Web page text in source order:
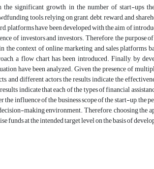
the significant growth in the number of start-ups
tools, relying on grant, debt, reward, and
platforms have been developed with the aim of
of investors and investors. Therefore, the
the context of online marketing and sales platforms
a flow chart has been introduced. Finally, by
have been analyzed. Given the presence of
and different actors, the results indicate the
indicate that each of the types of financial
the influence of the business scope of the start-up,
making environment. Therefore, choosing the
funds at the intended target level on the basis of